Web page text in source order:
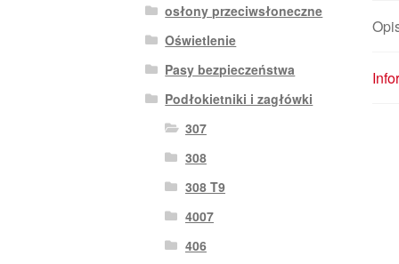
osłony przeciwsłoneczne
Oświetlenie
Pasy bezpieczeństwa
Podłokietniki i zagłówki
307
308
308 T9
4007
406